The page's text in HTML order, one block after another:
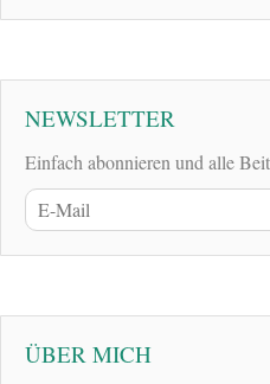
NEWSLETTER
Einfach abonnieren und alle
ÜBER MICH